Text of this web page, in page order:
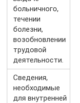
больничного,
течении
болезни,
возобновлении
трудовой
деятельности.
Сведения,
необходимые
для внутренней